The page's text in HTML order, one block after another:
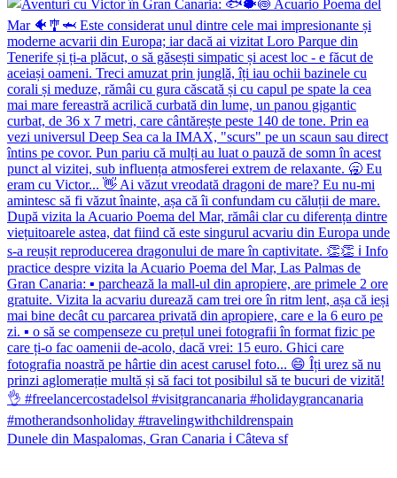
Dunele din Maspalomas, Gran Canaria ℹ️ Câteva sf